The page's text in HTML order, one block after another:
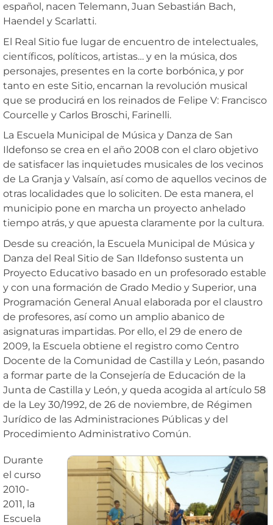
español, nacen Telemann, Juan Sebastián Bach,
Haendel y Scarlatti.
El Real Sitio fue lugar de encuentro de intelectuales,
científicos, políticos, artistas… y en la música, dos
personajes, presentes en la corte borbónica, y por
tanto en este Sitio, encarnan la revolución musical
que se producirá en los reinados de Felipe V: Francisco
Courcelle y Carlos Broschi, Farinelli.
La Escuela Municipal de Música y Danza de San
Ildefonso se crea en el año 2008 con el claro objetivo
de satisfacer las inquietudes musicales de los vecinos
de La Granja y Valsaín, así como de aquellos vecinos de
otras localidades que lo soliciten. De esta manera, el
municipio pone en marcha un proyecto anhelado
tiempo atrás, y que apuesta claramente por la cultura.
Desde su creación, la Escuela Municipal de Música y
Danza del Real Sitio de San Ildefonso sustenta un
Proyecto Educativo basado en un profesorado estable
y con una formación de Grado Medio y Superior, una
Programación General Anual elaborada por el claustro
de profesores, así como un amplio abanico de
asignaturas impartidas. Por ello, el 29 de enero de
2009, la Escuela obtiene el registro como Centro
Docente de la Comunidad de Castilla y León, pasando
a formar parte de la Consejería de Educación de la
Junta de Castilla y León, y queda acogida al artículo 58
de la Ley 30/1992, de 26 de noviembre, de Régimen
Jurídico de las Administraciones Públicas y del
Procedimiento Administrativo Común.
Durante
el curso
2010-
2011, la
Escuela